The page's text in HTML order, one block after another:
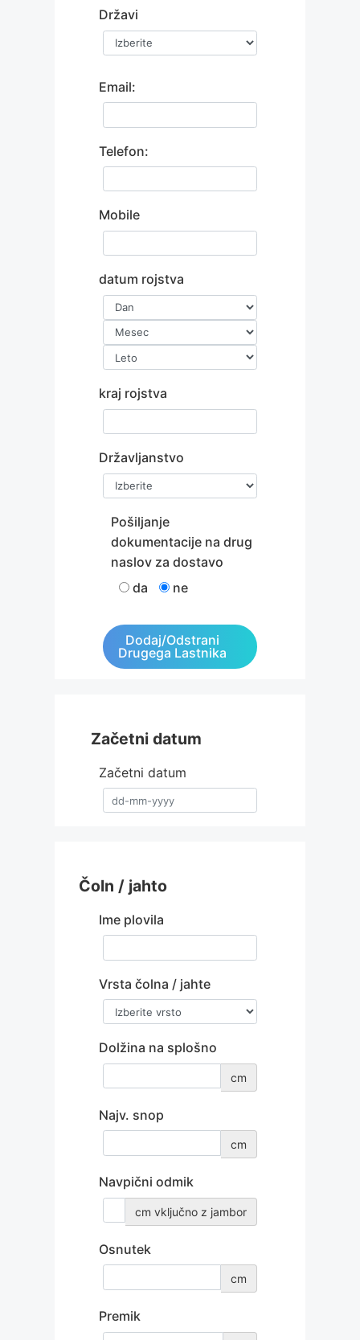
Državi
Email:
Telefon:
Mobile
datum rojstva
kraj rojstva
Državljanstvo
Pošiljanje
dokumentacije na drug
naslov za dostavo
da
ne
Dodaj/odstrani
Drugega Lastnika
Začetni datum
Začetni datum
Čoln / jahto
Ime plovila
Vrsta čolna / jahte
Dolžina na splošno
cm
Najv. snop
cm
Navpični odmik
cm vključno z jambor
Osnutek
cm
Premik